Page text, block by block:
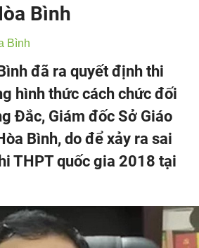
Bình
Bình
đã ra quyết định thi
hình thức cách chức đối
Đắc, Giám đốc Sở Giáo
Bình, do để xảy ra sai
THPT quốc gia 2018 tại